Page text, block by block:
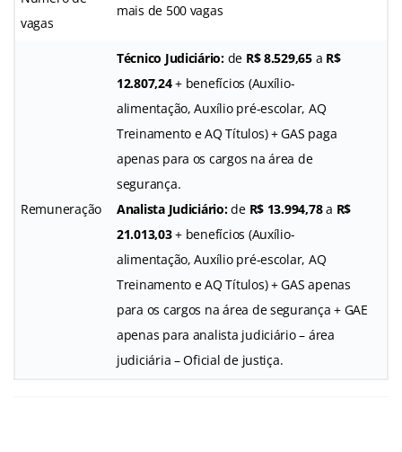
vagas
mais de 500 vagas
Remuneração
Técnico Judiciário:de R$ 8.529,65a R$
12.807,24+ benefícios (Auxílio-
alimentação, Auxílio pré-escolar, AQ
Treinamento e AQ Títulos) + GAS paga
apenas para os cargos na área de
segurança.
Analista Judiciário:de R$ 13.994,78a R$
21.013,03+ benefícios (Auxílio-
alimentação, Auxílio pré-escolar, AQ
Treinamento e AQ Títulos) + GAS apenas
para os cargos na área de segurança + GAE
apenas para analista judiciário – área
judiciária – Oficial de justiça.